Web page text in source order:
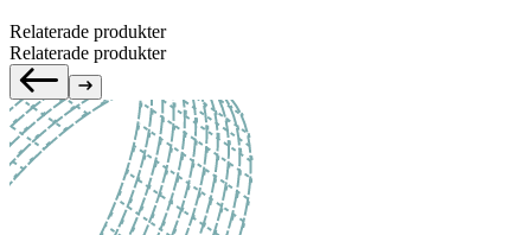
Relaterade produkter
Relaterade produkter